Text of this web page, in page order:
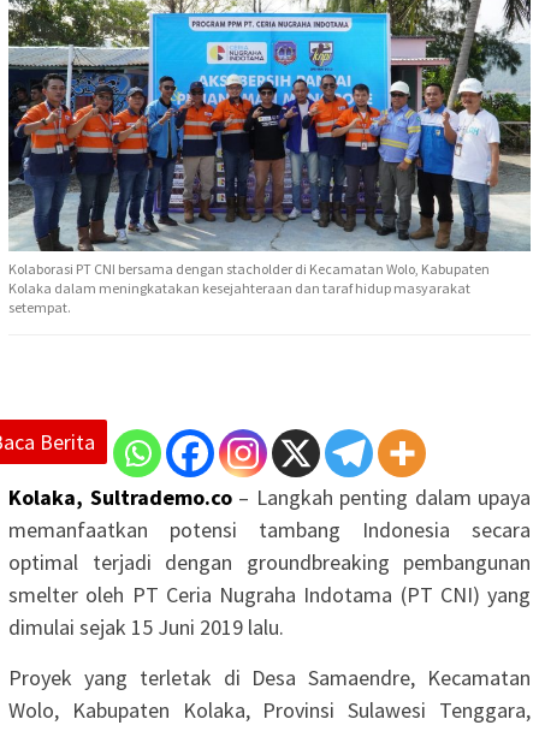
Kolaborasi PT CNI bersama dengan stacholder di Kecamatan Wolo, Kabupaten
Kolaka dalam meningkatakan kesejahteraan dan taraf hidup masyarakat
setempat.
Berita
Kolaka, Sultrademo.co– Langkah penting dalam upaya
memanfaatkan potensi tambang Indonesia secara
optimal terjadi dengan groundbreaking pembangunan
smelter oleh PT Ceria Nugraha Indotama (PT CNI) yang
dimulai sejak 15 Juni 2019 lalu.
Proyek yang terletak di Desa Samaendre, Kecamatan
Wolo, Kabupaten Kolaka, Provinsi Sulawesi Tenggara,